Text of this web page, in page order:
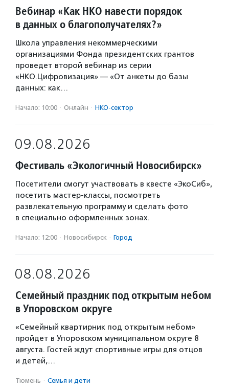
Вебинар «Как НКО навести порядок
в данных о благополучателях?»
Школа управления некоммерческими
организациями Фонда президентских грантов
проведет второй вебинар из серии
«НКО.Цифровизация» — «От анкеты до базы
данных: как…
Начало: 10:00 · Онлайн · НКО-сектор
09.08.2026
Фестиваль «Экологичный Новосибирск»
Посетители смогут участвовать в квесте «ЭкоСиб»,
посетить мастер-классы, посмотреть
развлекательную программу и сделать фото
в специально оформленных зонах.
Начало: 12:00 · Новосибирск · Город
08.08.2026
Семейный праздник под открытым небом
в Упоровском округе
«Семейный квартирник под открытым небом»
пройдет в Упоровском муниципальном округе 8
августа. Гостей ждут спортивные игры для отцов
и детей,…
Тюмень · Семья и дети